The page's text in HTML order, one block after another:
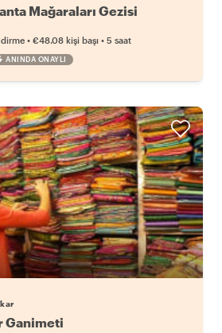
Mağaraları Gezisi
• €48.08 kişi başı • 5 saat
ANINDA ONAYLI
Ganimeti